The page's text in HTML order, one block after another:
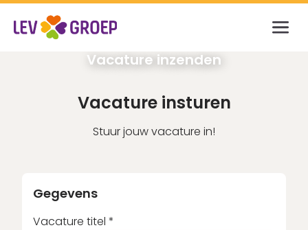
Vacature inzenden
Vacature insturen
Stuur jouw vacature in!
Gegevens
Vacature titel *
Inloggen